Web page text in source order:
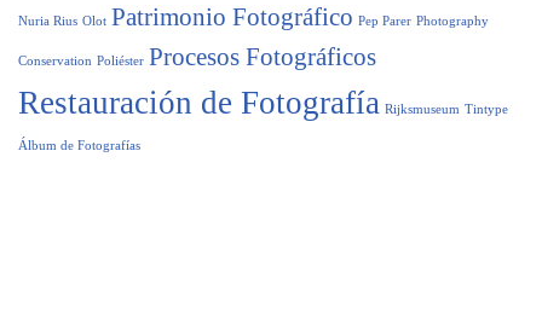
Nuria Rius Olot Patrimonio Fotográfico Pep Parer Photography
Conservation Poliéster Procesos Fotográficos
Restauración de Fotografía Rijksmuseum Tintype
Álbum de Fotografías